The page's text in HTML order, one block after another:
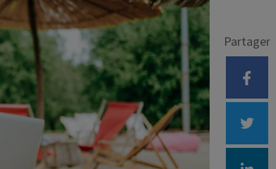
Nue propriété
Déficit foncier
Loi Pinel
Anciens dispositifs
Investissement locatif
Partager